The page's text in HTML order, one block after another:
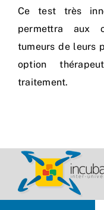
Ce test très
permettra aux
tumeurs de leurs
option
traitement.